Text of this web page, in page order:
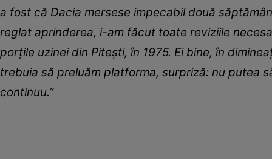
a fost că Dacia mersese impecabil două
reglat aprinderea, i-am făcut toate reviziile
porțile uzinei din Pitești, în 1975. Ei bine, în
trebuia să preluăm platforma, surpriză: nu putea
continuu.”